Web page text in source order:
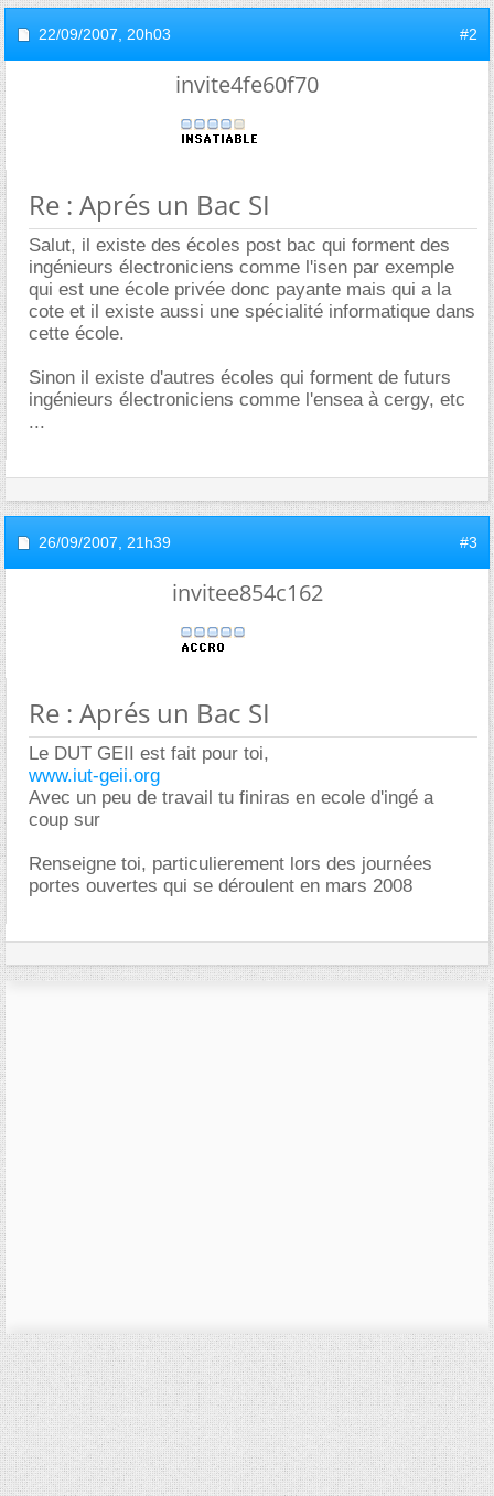
22/09/2007, 20h03 #2
invite4fe60f70
Re : Aprés un Bac SI
Salut, il existe des écoles post bac qui forment des
ingénieurs électroniciens comme l'isen par exemple
qui est une école privée donc payante mais qui a la
cote et il existe aussi une spécialité informatique dans
cette école.
Sinon il existe d'autres écoles qui forment de futurs
ingénieurs électroniciens comme l'ensea à cergy, etc
...
26/09/2007, 21h39 #3
invitee854c162
Re : Aprés un Bac SI
Le DUT GEII est fait pour toi,
www.iut-geii.org
Avec un peu de travail tu finiras en ecole d'ingé a
coup sur
Renseigne toi, particulierement lors des journées
portes ouvertes qui se déroulent en mars 2008